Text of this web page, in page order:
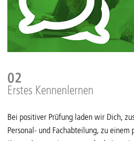
02
Erstes Kennenlernen
Bei positiver Prüfung laden wir Dich,
Personal- und Fachabteilung, zu einem